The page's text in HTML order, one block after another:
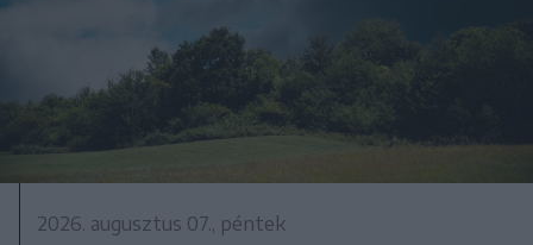
2026. augusztus 07., péntek